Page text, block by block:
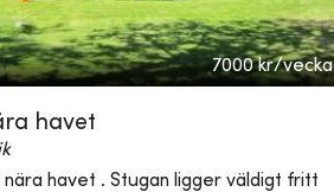
7000 kr/vecka
havet
nära havet . Stugan ligger väldigt fritt